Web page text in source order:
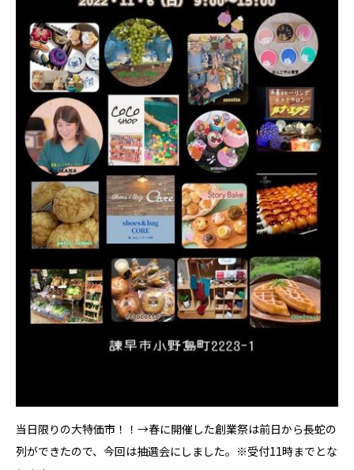
当日限りの大特価市！！→春に開催した創業祭は前日から長蛇の
列ができたので、今回は抽選会にしました。※受付11時までとな